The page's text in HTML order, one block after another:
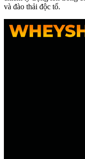
và đào thải độc tố.